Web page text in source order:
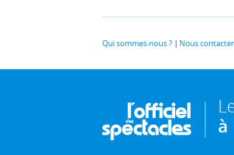
Qui sommes-nous ? Nous contacter
à